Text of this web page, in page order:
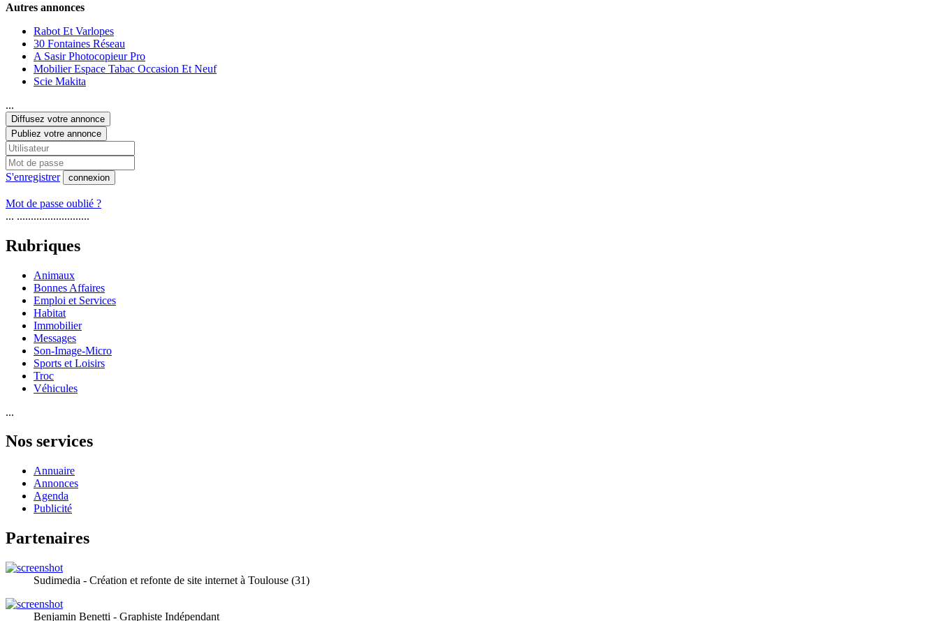
Autres annonces
Rabot Et Varlopes
30 Fontaines Réseau
A Sasir Photocopieur Pro
Mobilier Espace Tabac Occasion Et Neuf
Scie Makita
...
Diffusez votre annonce
Publiez votre annonce
S'enregistrer connexion
Mot de passe oublié ?
... ..........................
Rubriques
Animaux
Bonnes Affaires
Emploi et Services
Habitat
Immobilier
Messages
Son-Image-Micro
Sports et Loisirs
Troc
Véhicules
...
Nos services
Annuaire
Annonces
Agenda
Publicité
Partenaires
Sudimedia - Création et refonte de site internet à Toulouse (31)
Benjamin Benetti - Graphiste Indépendant